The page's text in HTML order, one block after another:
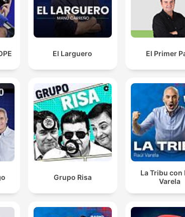
El Larguero El Primer
Grupo Risa
La Tribu con
Varela